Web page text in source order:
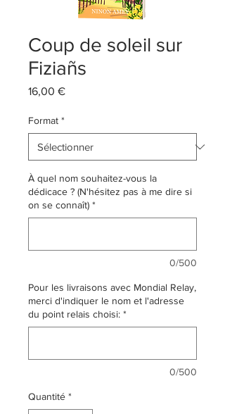
Coup de soleil sur
Fiziañs
16,00 €Prix
Format *
À quel nom souhaitez-vous la
dédicace ? (N'hésitez pas à me dire si
on se connaît) *
0/500
Pour les livraisons avec Mondial Relay,
merci d'indiquer le nom et l'adresse
du point relais choisi: *
0/500
Quantité *